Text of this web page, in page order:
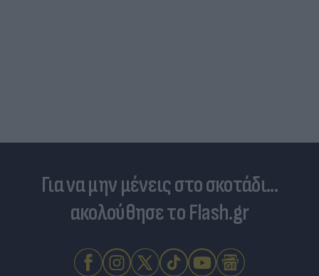
Για να μην μένεις στο σκοτάδι...
ακολούθησε το Flash.gr